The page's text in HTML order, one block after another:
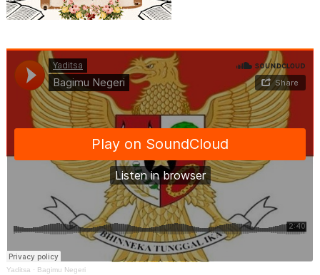
Yaditsa · Bagimu Negeri